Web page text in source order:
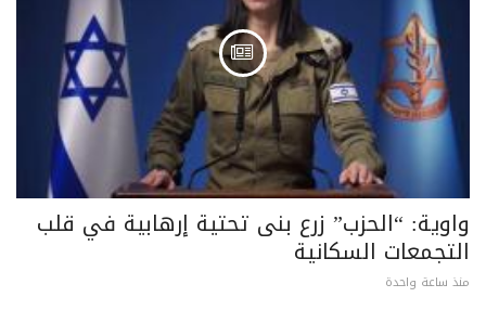
واوية: “الحزب” زرع بنى تحتية إرهابية في قلب
التجمعات السكانية
منذ ساعة واحدة